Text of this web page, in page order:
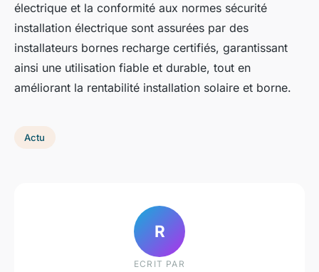
électrique et la conformité aux normes sécurité
installation électrique sont assurées par des
installateurs bornes recharge certifiés, garantissant
ainsi une utilisation fiable et durable, tout en
améliorant la rentabilité installation solaire et borne.
Actu
R
ECRIT PAR